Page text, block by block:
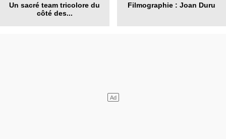
Un sacré team tricolore du
côté des...
Filmographie : Joan Duru